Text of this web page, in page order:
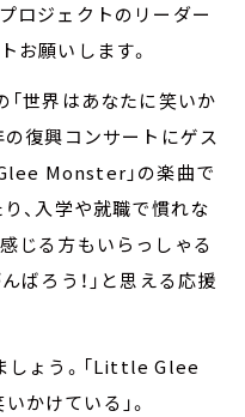
ロジェクトのリーダー
お願いします。
世界はあなたに笑いか
の復興コンサートにゲス
Monster」の楽曲で
、入学や就職で慣れな
じる方もいらっしゃる
ばろう！」と思える応援
しょう。「Little Glee
かけている」。